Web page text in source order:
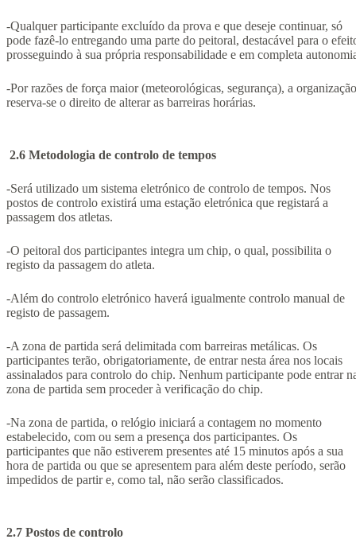
-Qualquer participante excluído da prova e que deseje continuar, só
pode fazê-lo entregando uma parte do peitoral, destacável para o
prosseguindo à sua própria responsabilidade e em completa
-Por razões de força maior (meteorológicas, segurança), a organização
reserva-se o direito de alterar as barreiras horárias.
2.6 Metodologia de controlo de tempos
-Será utilizado um sistema eletrónico de controlo de tempos. Nos
postos de controlo existirá uma estação eletrónica que registará a
passagem dos atletas.
-O peitoral dos participantes integra um chip, o qual, possibilita o
registo da passagem do atleta.
-Além do controlo eletrónico haverá igualmente controlo manual de
registo de passagem.
-A zona de partida será delimitada com barreiras metálicas. Os
participantes terão, obrigatoriamente, de entrar nesta área nos locais
assinalados para controlo do chip. Nenhum participante pode entrar
zona de partida sem proceder à verificação do chip.
-Na zona de partida, o relógio iniciará a contagem no momento
estabelecido, com ou sem a presença dos participantes. Os
participantes que não estiverem presentes até 15 minutos após a sua
hora de partida ou que se apresentem para além deste período, serão
impedidos de partir e, como tal, não serão classificados.
2.7 Postos de controlo